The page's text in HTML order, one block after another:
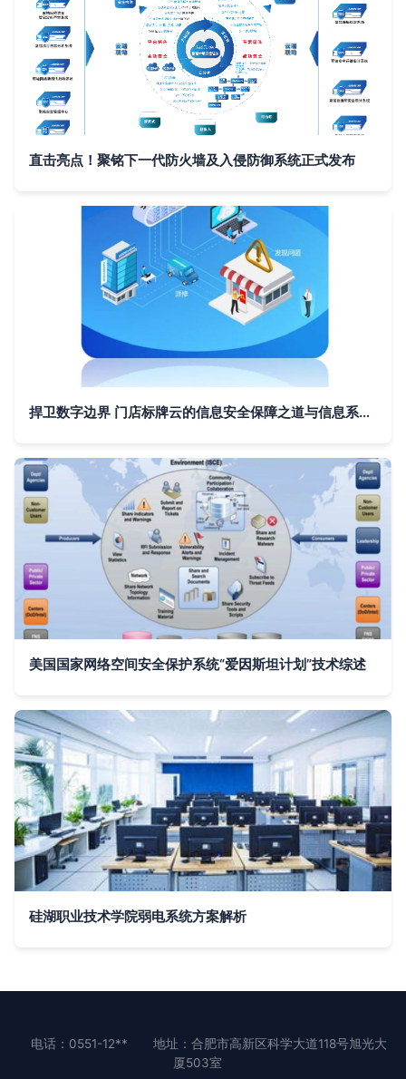
直击亮点！聚铭下一代防火墙及入侵防御系统正式发布
捍卫数字边界 门店标牌云的信息安全保障之道与信息系统技术服务
美国国家网络空间安全保护系统“爱因斯坦计划”技术综述
硅湖职业技术学院弱电系统方案解析
电话：0551-12**
地址：合肥市高新区科学大道118号旭光大
厦503室